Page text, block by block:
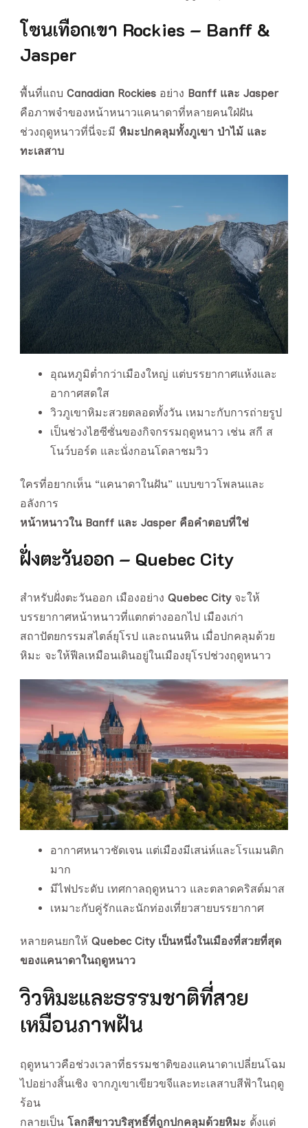
โซนเทือกเขา Rockies – Banff &
Jasper
พื้นที่แถบ Canadian Rockies อย่าง Banff และ Jasper
คือภาพจำของหน้าหนาวแคนาดาที่หลายคนใฝ่ฝัน
ช่วงฤดูหนาวที่นี่จะมี หิมะปกคลุมทั้งภูเขา ป่าไม้ และ
ทะเลสาบ
อุณหภูมิต่ำกว่าเมืองใหญ่ แต่บรรยากาศแห้งและ
อากาศสดใส
วิวภูเขาหิมะสวยตลอดทั้งวัน เหมาะกับการถ่ายรูป
เป็นช่วงไฮซีซั่นของกิจกรรมฤดูหนาว เช่น สกี ส
โนว์บอร์ด และนั่งกอนโดลาชมวิว
ใครที่อยากเห็น “แคนาดาในฝัน” แบบขาวโพลนและ
อลังการ
หน้าหนาวใน Banff และ Jasper คือคำตอบที่ใช่
ฝั่งตะวันออก – Quebec City
สำหรับฝั่งตะวันออก เมืองอย่าง Quebec Cityจะให้
บรรยากาศหน้าหนาวที่แตกต่างออกไป เมืองเก่า
สถาปัตยกรรมสไตล์ยุโรป และถนนหิน เมื่อปกคลุมด้วย
หิมะ จะให้ฟีลเหมือนเดินอยู่ในเมืองยุโรปช่วงฤดูหนาว
อากาศหนาวชัดเจน แต่เมืองมีเสน่ห์และโรแมนติก
มาก
มีไฟประดับ เทศกาลฤดูหนาว และตลาดคริสต์มาส
เหมาะกับคู่รักและนักท่องเที่ยวสายบรรยากาศ
หลายคนยกให้ Quebec City เป็นหนึ่งในเมืองที่สวยที่สุด
ของแคนาดาในฤดูหนาว
วิวหิมะและธรรมชาติที่สวย
เหมือนภาพฝัน
ฤดูหนาวคือช่วงเวลาที่ธรรมชาติของแคนาดาเปลี่ยนโฉม
ไปอย่างสิ้นเชิง จากภูเขาเขียวขจีและทะเลสาบสีฟ้าในฤดู
ร้อน
กลายเป็น โลกสีขาวบริสุทธิ์ที่ถูกปกคลุมด้วยหิมะ ตั้งแต่